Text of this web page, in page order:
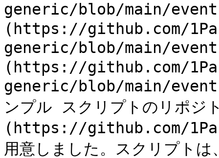
generic/blob/main/
(https://github.com/
generic/blob/main/
(https://github.com/
generic/blob/main/
ンプル スクリプトのリポジ
(https://github.com/
用意しました。スクリプト